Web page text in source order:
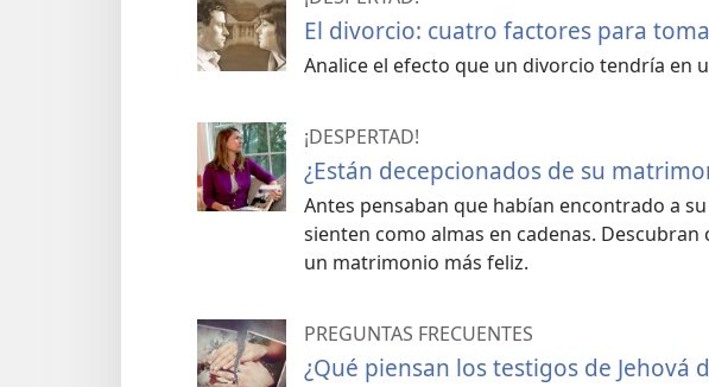
El divorcio: cuatro factores para
Analice el efecto que un divorcio tendría en
¡DESPERTAD!
¿Están decepcionados de su
Antes pensaban que habían encontrado a
sienten como almas en cadenas.
un matrimonio más feliz.
PREGUNTAS FRECUENTES
¿Qué piensan los testigos de Jehová